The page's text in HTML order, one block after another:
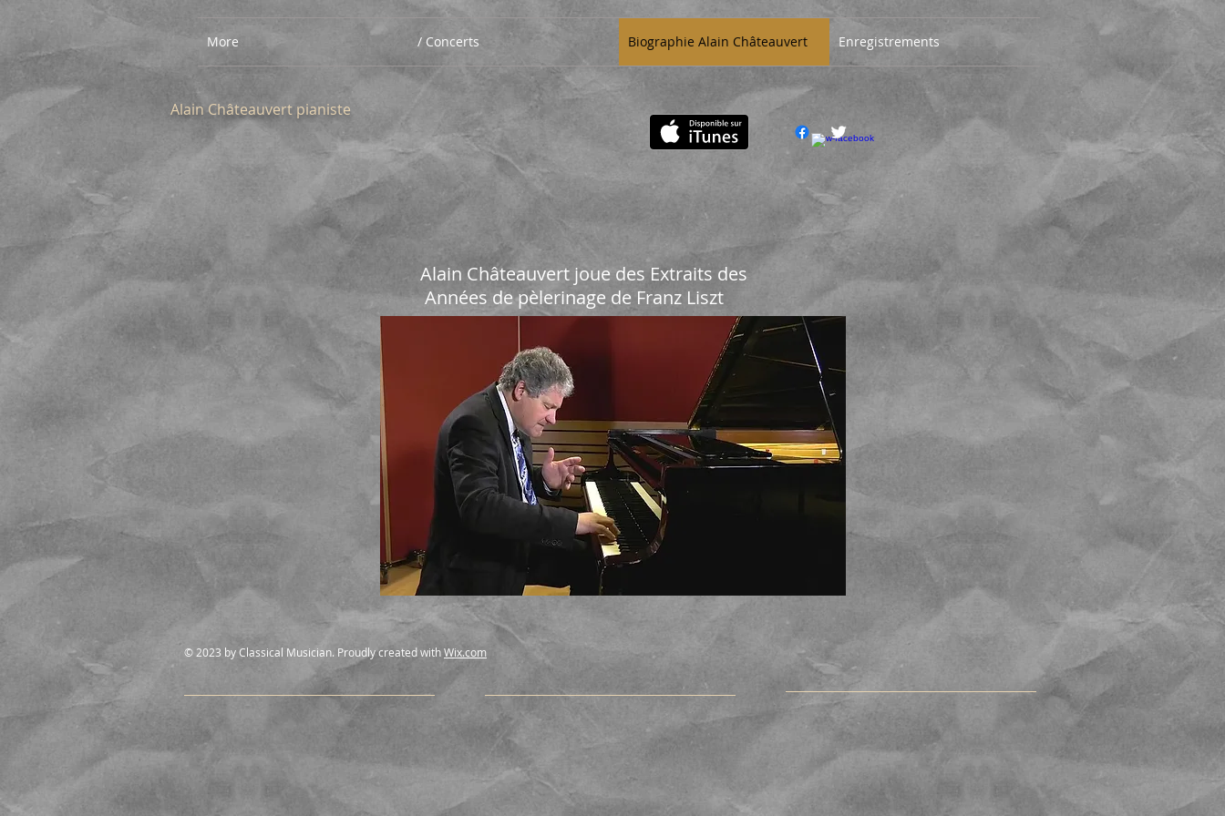
Enregistrements
Biographie Alain Châteauvert
Concerts /
More
Alain Châteauvert pianiste
Alain Châteauvert joue des Extraits des
Années de pèlerinage de Franz Liszt
© 2023 by Classical Musician. Proudly created withWix.com